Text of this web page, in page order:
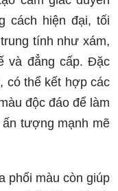
cách hiện đại, tối
tính như xám,
và đẳng cấp. Đặc
có thể kết hợp các
độc đáo để làm
tượng mạnh mẽ
phối màu còn giúp